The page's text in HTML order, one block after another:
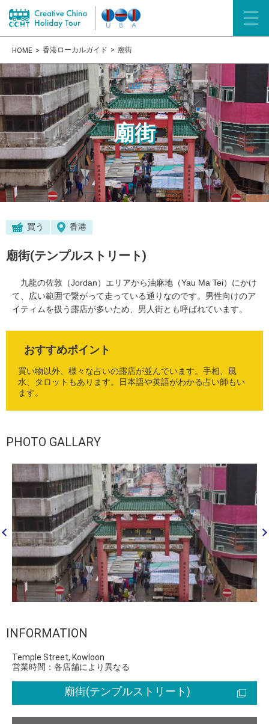
HOME 香港ローカルガイド 廟街
廟街
買う 香港
廟街(テンプルストリート)
九龍の佐敦（Jordan）エリアから油麻地（Yau Ma Tei）にかけ
て、広い範囲で繋がって走っている通りなのです。男性向けのア
イティムを扱う露店が多いため、男人街とも呼ばれています。
おすすめポイント
買い物以外、様々な占いの露店が並んでいます。手相、風
水、タロットもあります。日本語や英語がわかる占い師もい
ます。
PHOTO GALLARY
INFORMATION
Temple Street, Kowloon
営業時間：各店舗により異なる
廟街(テンプルストリート)